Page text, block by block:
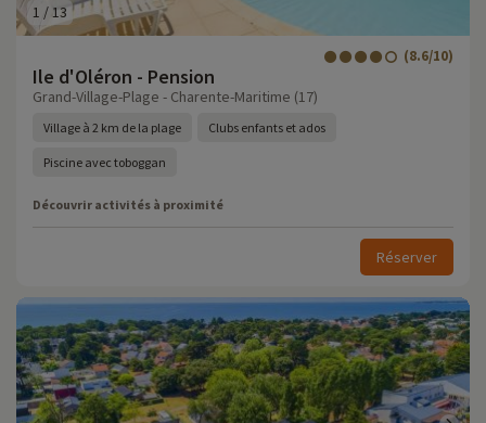
1 / 13
Ile d'Oléron - Pension
(8.6/10)
Grand-Village-Plage - Charente-Maritime (17)
Village à 2 km de la plage Clubs enfants et ados
Piscine avec toboggan
Découvrir activités à proximité
Réserver